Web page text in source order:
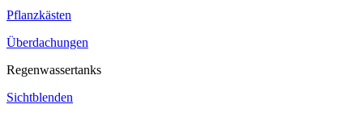
Pflanzkästen
Überdachungen
Regenwassertanks
Sichtblenden